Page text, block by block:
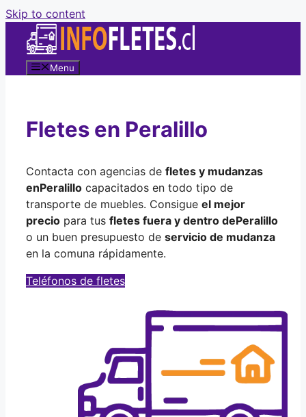
Skip to content
Menu
Fletes en Peralillo
Contacta con agencias de fletes y mudanzas
enPeralillo capacitados en todo tipo de
transporte de muebles. Consigue el mejor
precio para tus fletes fuera y dentro dePeralillo
o un buen presupuesto de servicio de mudanza
en la comuna rápidamente.
Teléfonos de fletes